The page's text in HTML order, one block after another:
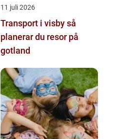
11 juli 2026
Transport i visby så
planerar du resor på
gotland